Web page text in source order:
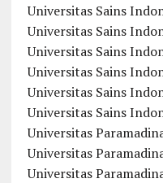
Universitas Sains
Universitas Sains
Universitas Sains
Universitas Sains
Universitas Sains
Universitas Sains
Universitas
Universitas
Universitas